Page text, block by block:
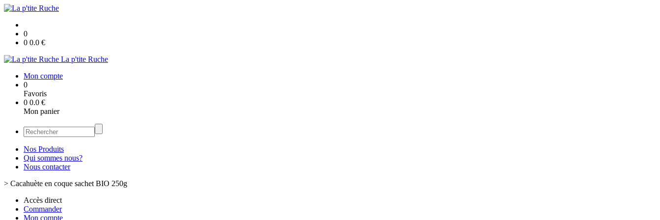
0
0 0.0 €
La p'tite Ruche
Mon compte
0
Favoris
0 0.0 €
Mon panier
Nos Produits
Qui sommes nous?
Nous contacter
> Cacahuète en coque sachet BIO 250g
Accès direct
Commander
Mon compte